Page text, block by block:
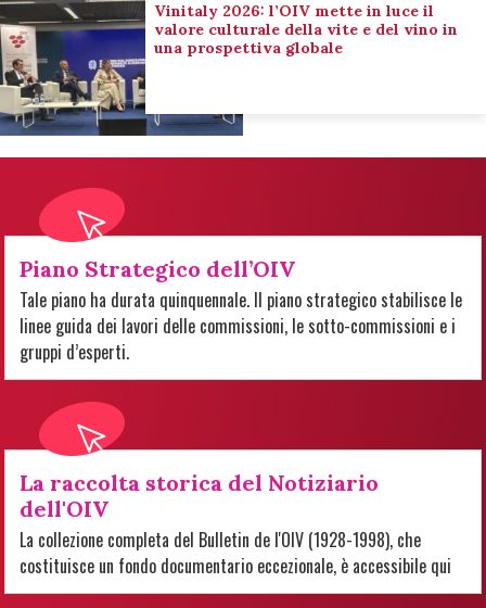
Vinitaly 2026: l’OIV mette in luce il
valore culturale della vite e del vino in
una prospettiva globale
Piano Strategico dell’OIV
Tale piano ha durata quinquennale. Il piano strategico stabilisce le
linee guida dei lavori delle commissioni, le sotto-commissioni e i
gruppi d’esperti.
La raccolta storica del Notiziario
dell'OIV
La collezione completa del Bulletin de l'OIV (1928-1998), che
costituisce un fondo documentario eccezionale, è accessibile qui